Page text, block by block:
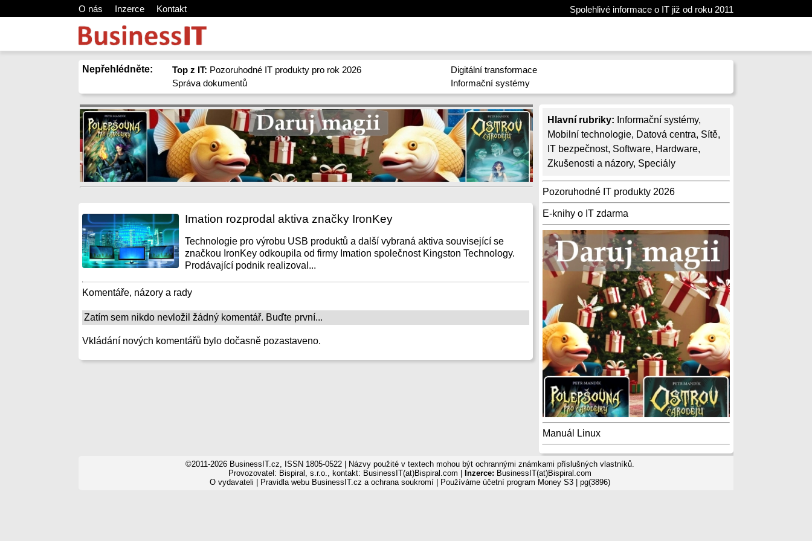
O nás Inzerce Kontakt Spolehlivé informace o IT již od roku 2011
Nepřehlédněte: Top z IT: Pozoruhodné IT produkty pro rok 2026
Správa dokumentů
Digitální transformace
Informační systémy
Hlavní rubriky: Informační systémy,
Mobilní technologie, Datová centra, Sítě,
IT bezpečnost, Software, Hardware,
Zkušenosti a názory, Speciály
Pozoruhodné IT produkty 2026
E-knihy o IT zdarma
Manuál Linux
Imation rozprodal aktiva značky IronKey
Technologie pro výrobu USB produktů a další vybraná aktiva související se
značkou IronKey odkoupila od firmy Imation společnost Kingston Technology.
Prodávající podnik realizoval...
Komentáře, názory a rady
Zatím sem nikdo nevložil žádný komentář. Buďte první...
Vkládání nových komentářů bylo dočasně pozastaveno.
©2011-2026 BusinessIT.cz, ISSN 1805-0522 | Názvy použité v textech mohou být ochrannými známkami příslušných vlastníků.
Provozovatel: Bispiral, s.r.o., kontakt: BusinessIT(at)Bispiral.com |
Inzerce: BusinessIT(at)Bispiral.com
O vydavateli
Pravidla webu BusinessIT.cz a ochrana soukromí| Používáme účetní program Money S3| pg(3896)